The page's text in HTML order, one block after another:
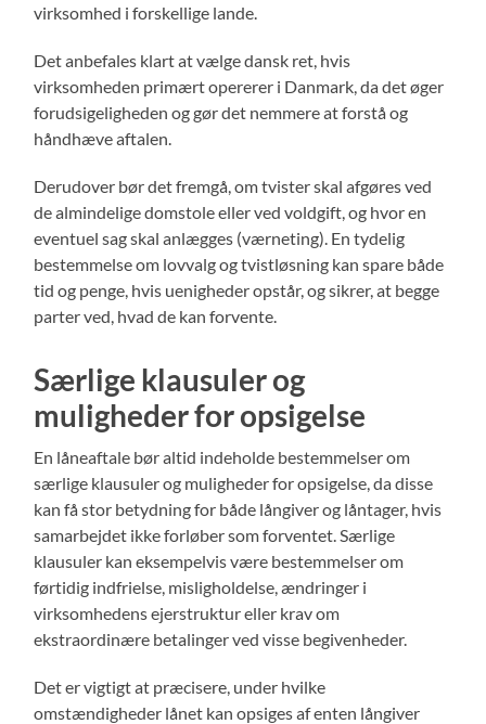
virksomhed i forskellige lande.
Det anbefales klart at vælge dansk ret, hvis
virksomheden primært opererer i Danmark, da det øger
forudsigeligheden og gør det nemmere at forstå og
håndhæve aftalen.
Derudover bør det fremgå, om tvister skal afgøres ved
de almindelige domstole eller ved voldgift, og hvor en
eventuel sag skal anlægges (værneting). En tydelig
bestemmelse om lovvalg og tvistløsning kan spare både
tid og penge, hvis uenigheder opstår, og sikrer, at begge
parter ved, hvad de kan forvente.
Særlige klausuler og
muligheder for opsigelse
En låneaftale bør altid indeholde bestemmelser om
særlige klausuler og muligheder for opsigelse, da disse
kan få stor betydning for både långiver og låntager, hvis
samarbejdet ikke forløber som forventet. Særlige
klausuler kan eksempelvis være bestemmelser om
førtidig indfrielse, misligholdelse, ændringer i
virksomhedens ejerstruktur eller krav om
ekstraordinære betalinger ved visse begivenheder.
Det er vigtigt at præcisere, under hvilke
omstændigheder lånet kan opsiges af enten långiver